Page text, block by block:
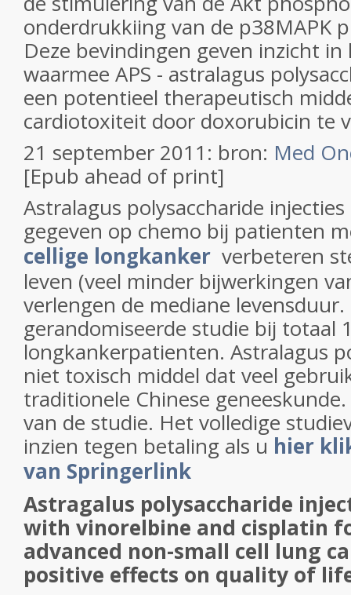
onderdrukkiing van de p38MAPK
Deze bevindingen geven inzicht
waarmee APS - astralagus
een potentieel therapeutisch
cardiotoxiteit door doxorubicin te
21 september 2011: bron: Med
[Epub ahead of print]
Astralagus polysaccharide
gegeven op chemo bij patienten
cellige longkanker verbeteren
leven (veel minder bijwerkingen
verlengen de mediane
gerandomiseerde studie bij totaal
longkankerpatienten. Astralagus
niet toxisch middel dat veel
traditionele Chinese
van de studie. Het volledige
inzien tegen betaling als u hier
van Springerlink
Astragalus polysaccharide
with vinorelbine and cisplatin
advanced non-small cell lung
positive effects on quality of